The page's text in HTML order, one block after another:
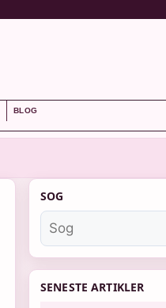
BLOG
SOG
SENESTE ARTIKLER